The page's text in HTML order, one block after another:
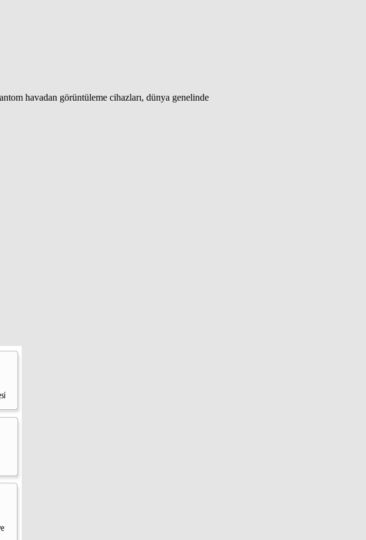
havadan görüntüleme cihazları, dünya genelinde